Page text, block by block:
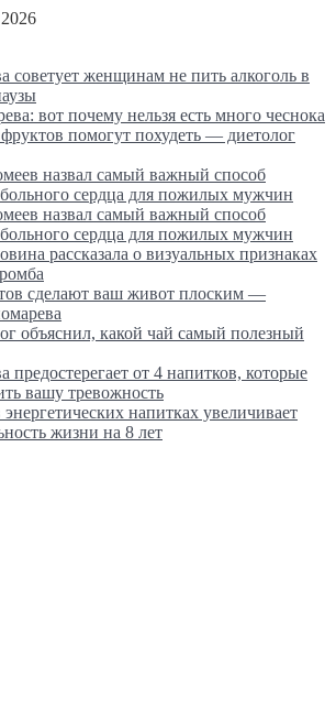
советует женщинам не пить алкоголь в
вот почему нельзя есть много чеснока
помогут похудеть — диетолог
назвал самый важный способ
сердца для пожилых мужчин
назвал самый важный способ
сердца для пожилых мужчин
рассказала о визуальных признаках
сделают ваш живот плоским —
объяснил, какой чай самый полезный
предостерегает от 4 напитков, которые
вашу тревожность
напитках увеличивает
жизни на 8 лет